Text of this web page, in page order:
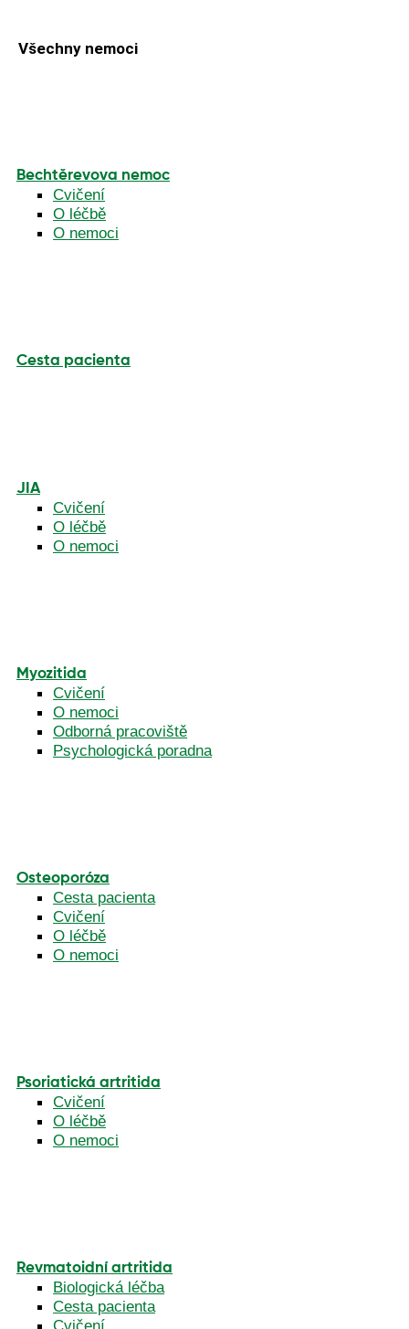
Všechny nemoci
Bechtěrevova nemoc
Cvičení
O léčbě
O nemoci
Cesta pacienta
JIA
Cvičení
O léčbě
O nemoci
Myozitida
Cvičení
O nemoci
Odborná pracoviště
Psychologická poradna
Osteoporóza
Cesta pacienta
Cvičení
O léčbě
O nemoci
Psoriatická artritida
Cvičení
O léčbě
O nemoci
Revmatoidní artritida
Biologická léčba
Cesta pacienta
Cvičení